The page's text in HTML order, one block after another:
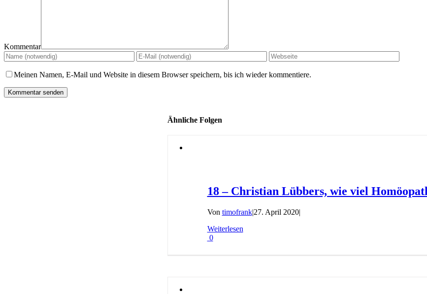
Kommentar
Meinen Namen, E-Mail und Website in diesem Browser speichern, bis ich wieder kommentiere.
Ähnliche Folgen
18 – Christian Lübbers, wie viel
Von timofrank|27. April 2020|
Weiterlesen
0